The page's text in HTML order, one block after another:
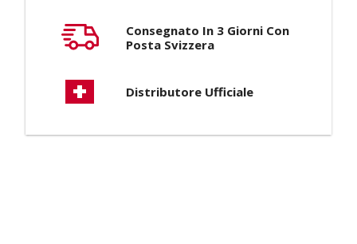
Consegnato In 3 Giorni Con
Posta Svizzera
Distributore Ufficiale